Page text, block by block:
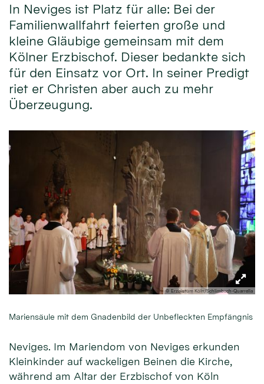
In Neviges ist Platz für alle: Bei der
Familienwallfahrt feierten große und
kleine Gläubige gemeinsam mit dem
Kölner Erzbischof. Dieser bedankte sich
für den Einsatz vor Ort. In seiner Predigt
riet er Christen aber auch zu mehr
Überzeugung.
© Erzbistum Köln/Schlimbach-Quarrella
Mariensäule mit dem Gnadenbild der Unbefleckten Empfängnis
Neviges. Im Mariendom von Neviges erkunden
Kleinkinder auf wackeligen Beinen die Kirche,
während am Altar der Erzbischof von Köln